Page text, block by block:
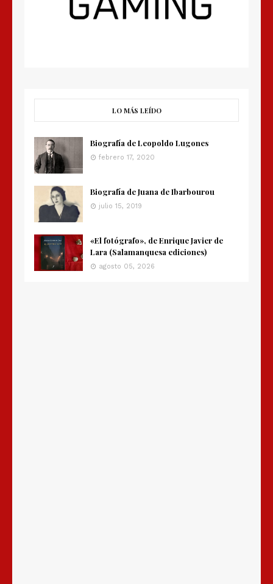
LO MÁS LEÍDO
Biografía de Leopoldo Lugones
febrero 17, 2020
Biografía de Juana de Ibarbourou
julio 15, 2019
«El fotógrafo», de Enrique Javier de
Lara (Salamanquesa ediciones)
agosto 05, 2026